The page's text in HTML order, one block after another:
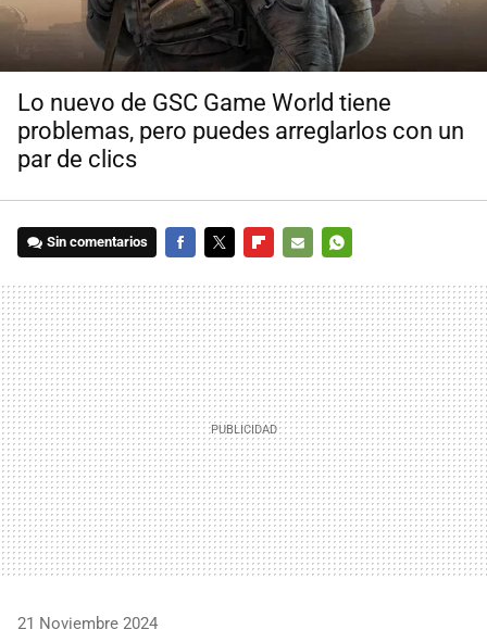
Lo nuevo de GSC Game World tiene
problemas, pero puedes arreglarlos con un
par de clics
Sin comentarios
MAIL
21 Noviembre 2024